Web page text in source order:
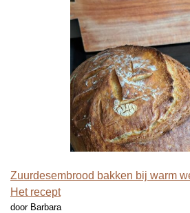
Zuurdesembrood bakken bij warm
Het recept
door Barbara